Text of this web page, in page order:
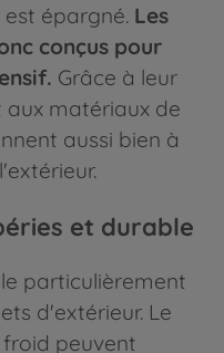
épargné. Les
conçus pour
Grâce à leur
matériaux de
aussi bien à
et durable
particulièrement
d'extérieur. Le
froid peuvent